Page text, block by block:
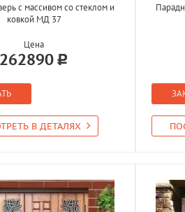
с массивом со стеклом и
ковкой МД 37
Цена
262890
В ДЕТАЛЯХ